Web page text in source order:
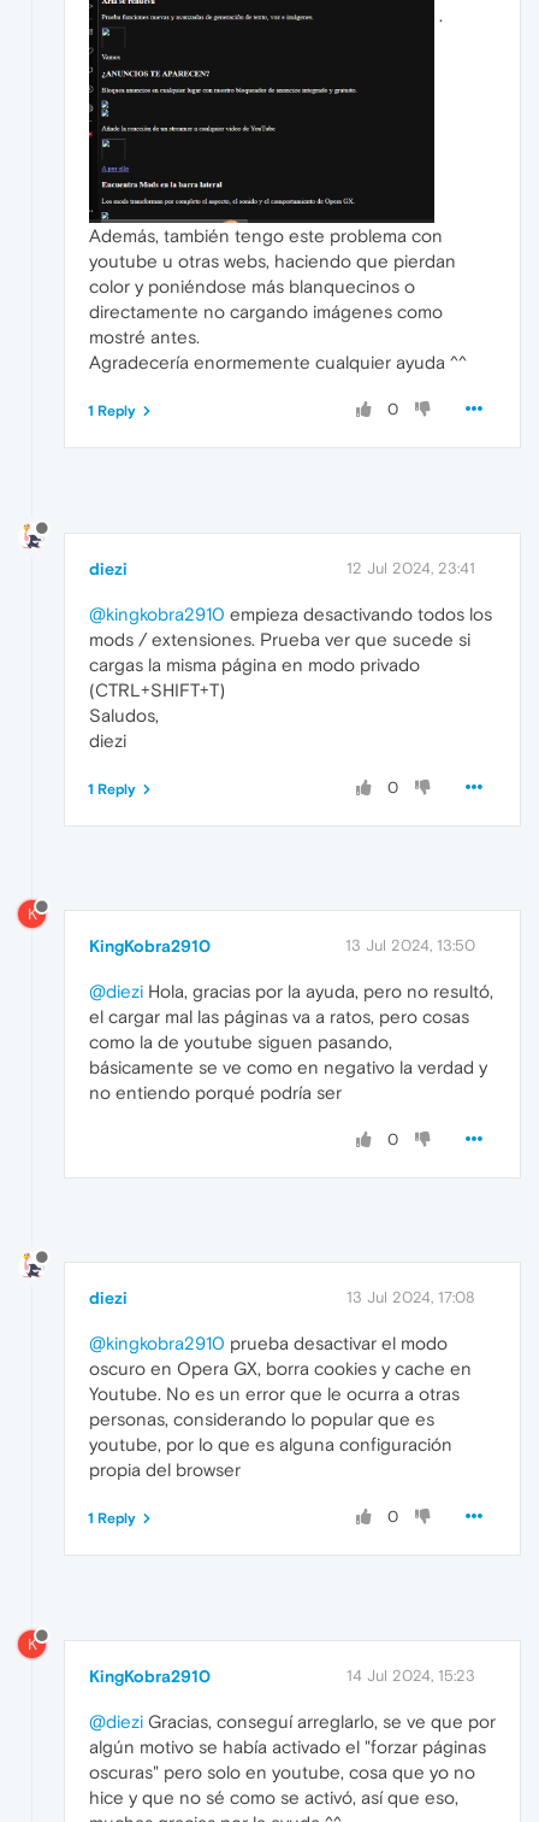
.
Además, también tengo este problema con
youtube u otras webs, haciendo que pierdan
color y poniéndose más blanquecinos o
directamente no cargando imágenes como
mostré antes.
Agradecería enormemente cualquier ayuda ^^
0
1 Reply
diezi 12 Jul 2024, 23:41
@kingkobra2910 empieza desactivando todos los
mods / extensiones. Prueba ver que sucede si
cargas la misma página en modo privado
(CTRL+SHIFT+T)
Saludos,
diezi
0
1 Reply
K
KingKobra2910 13 Jul 2024, 13:50
@diezi Hola, gracias por la ayuda, pero no resultó,
el cargar mal las páginas va a ratos, pero cosas
como la de youtube siguen pasando,
básicamente se ve como en negativo la verdad y
no entiendo porqué podría ser
0
diezi 13 Jul 2024, 17:08
@kingkobra2910 prueba desactivar el modo
oscuro en Opera GX, borra cookies y cache en
Youtube. No es un error que le ocurra a otras
personas, considerando lo popular que es
youtube, por lo que es alguna configuración
propia del browser
0
1 Reply
K
KingKobra2910 14 Jul 2024, 15:23
@diezi Gracias, conseguí arreglarlo, se ve que por
algún motivo se había activado el "forzar páginas
oscuras" pero solo en youtube, cosa que yo no
hice y que no sé como se activó, así que eso,